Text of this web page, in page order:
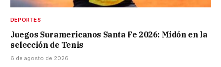
DEPORTES
Juegos Suramericanos Santa Fe 2026: Midón en la
selección de Tenis
6 de agosto de 2026